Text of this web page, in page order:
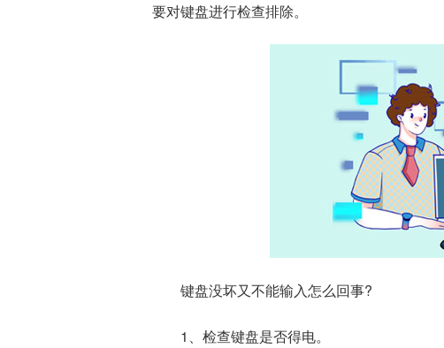
要对键盘进行检查排除。
键盘没坏又不能输入怎么回事?
1、检查键盘是否得电。